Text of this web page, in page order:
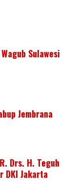
Sulawesi
Jembrana
Drs. H. Teguh
DKI Jakarta